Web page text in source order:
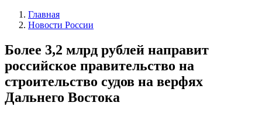
Главная
Новости России
Более 3,2 млрд рублей направит
российское правительство на
строительство судов на верфях
Дальнего Востока